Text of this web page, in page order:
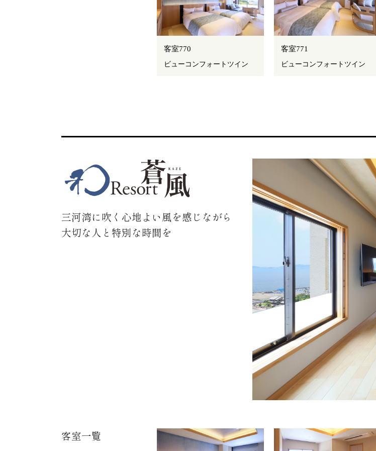
客室770
ビューコンフォートツイン
客室771
ビューコンフォートツイン
三河湾に吹く心地よい風を感じながら
大切な人と特別な時間を
客室一覧